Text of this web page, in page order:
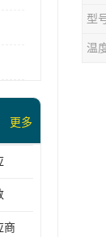
更多
商
型
温